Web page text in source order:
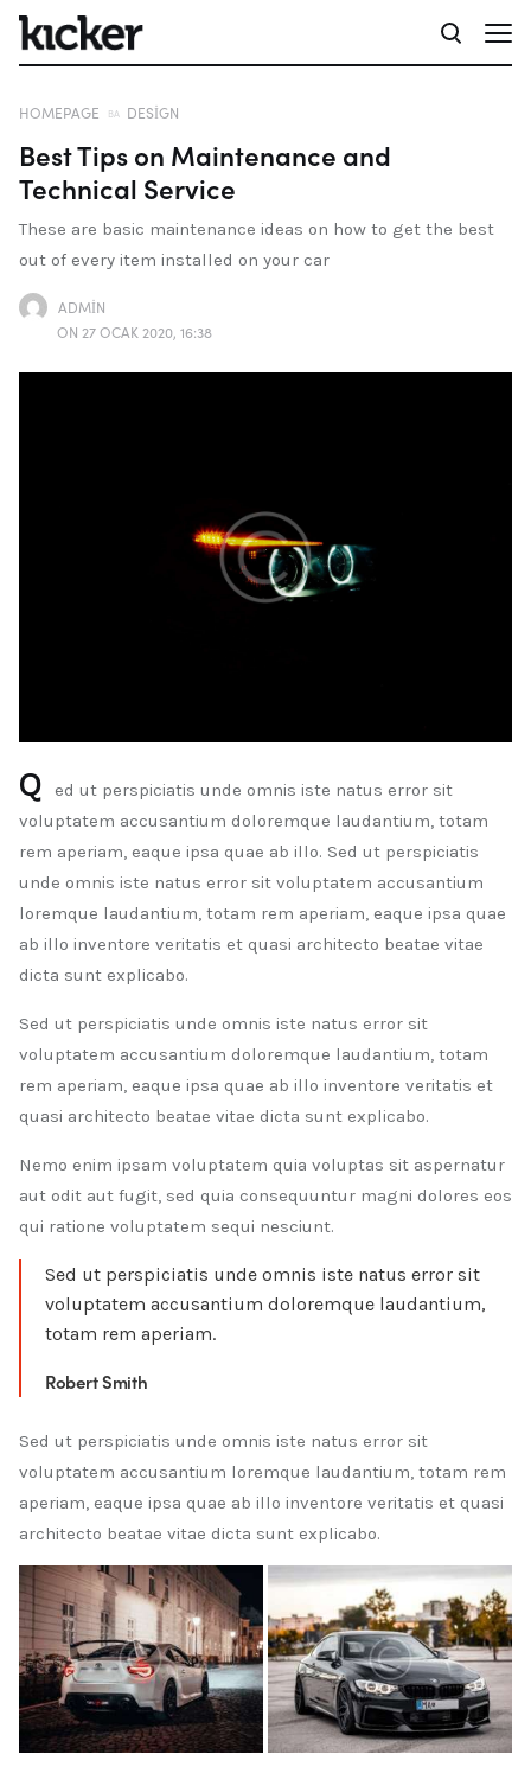
HOMEPAGE DESIGN
ADMIN
ON 27 OCAK 2020, 16:38
Best Tips on Maintenance and
Technical Service
These are basic maintenance ideas on how to get the best
out of every item installed on your car
Q
ed ut perspiciatis unde omnis iste natus error sit
voluptatem accusantium doloremque laudantium, totam
rem aperiam, eaque ipsa quae ab illo. Sed ut perspiciatis
unde omnis iste natus error sit voluptatem accusantium
loremque laudantium, totam rem aperiam, eaque ipsa quae
ab illo inventore veritatis et quasi architecto beatae vitae
dicta sunt explicabo.
Sed ut perspiciatis unde omnis iste natus error sit
voluptatem accusantium doloremque laudantium, totam
rem aperiam, eaque ipsa quae ab illo inventore veritatis et
quasi architecto beatae vitae dicta sunt explicabo.
Nemo enim ipsam voluptatem quia voluptas sit aspernatur
aut odit aut fugit, sed quia consequuntur magni dolores eos
qui ratione voluptatem sequi nesciunt.
Sed ut perspiciatis unde omnis iste natus error sit
voluptatem accusantium doloremque laudantium,
totam rem aperiam.
Robert Smith
Sed ut perspiciatis unde omnis iste natus error sit
voluptatem accusantium loremque laudantium, totam rem
aperiam, eaque ipsa quae ab illo inventore veritatis et quasi
architecto beatae vitae dicta sunt explicabo.